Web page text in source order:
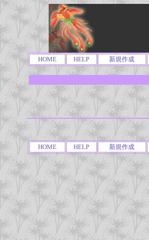
HOME HELP 新規作成
HOME HELP 新規作成